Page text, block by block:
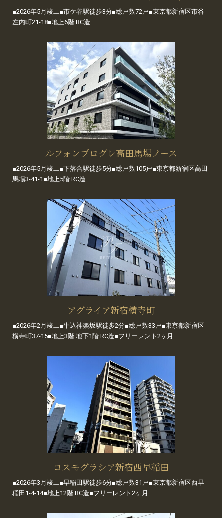
■2026年5月竣工■市ケ谷駅徒歩3分■総戸数72戸■東京都新宿区市谷
左内町21-18■地上6階 RC造
ルフォンプログレ高田馬場ノース
■2026年5月竣工■下落合駅徒歩5分■総戸数105戸■東京都新宿区高田
馬場3-41-1■地上5階 RC造
アグライア新宿横寺町
■2026年2月竣工■牛込神楽坂駅徒歩2分■総戸数33戸■東京都新宿区
横寺町37-15■地上3階 地下1階 RC造■フリーレント2ヶ月
コスモグラシア新宿西早稲田
■2026年3月竣工■早稲田駅徒歩6分■総戸数31戸■東京都新宿区西早
稲田1-4-14■地上12階 RC造■フリーレント2ヶ月